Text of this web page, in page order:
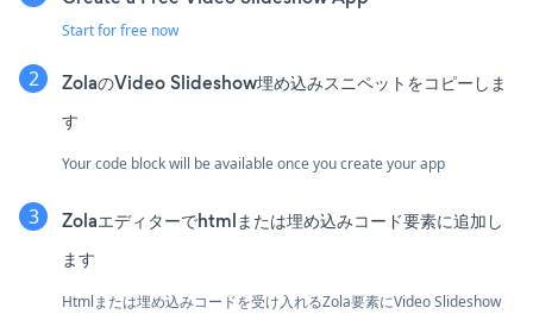
Start for free now
ZolaのVideo Slideshow埋め込みスニペットをコピーしま
す
Your code block will be available once you create your app
Zolaエディターでhtmlまたは埋め込みコード要素に追加し
ます
Htmlまたは埋め込みコードを受け入れるZola要素にVideo Slideshow